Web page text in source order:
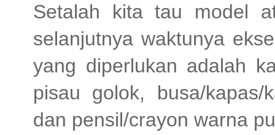
Setalah kita tau model
selanjutnya waktunya
yang diperlukan adalah
pisau golok, busa/kapas/
dan pensil/crayon warna